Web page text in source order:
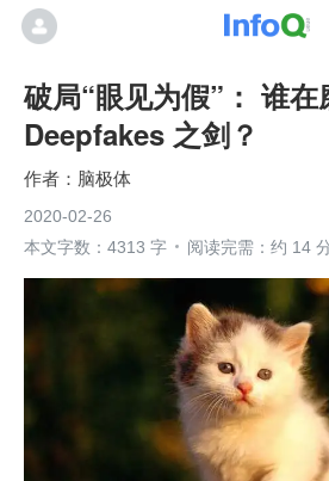
破局“眼见为假”： 谁在
Deepfakes 之剑？
脑极体
2020-02-26
本文字数：4313 字
阅读完需：约 14